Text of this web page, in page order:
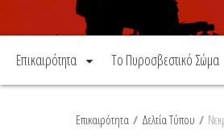
Επικαιρότητα Το Πυροσβεστικό Σώμα
Επικαιρότητα / Δελτία Τύπου /